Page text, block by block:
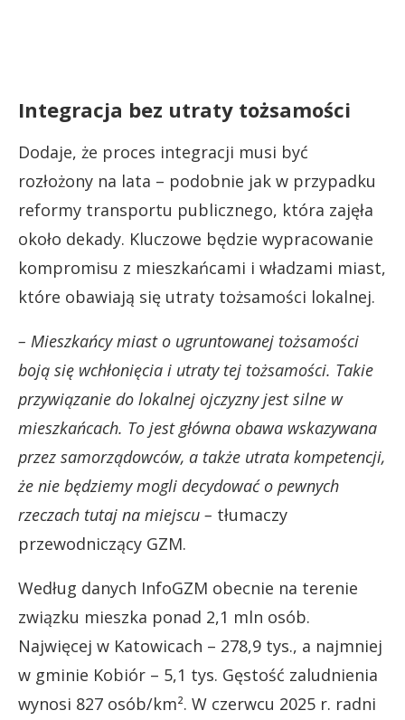
Integracja bez utraty tożsamości
Dodaje, że proces integracji musi być
rozłożony na lata – podobnie jak w przypadku
reformy transportu publicznego, która zajęła
około dekady. Kluczowe będzie wypracowanie
kompromisu z mieszkańcami i władzami miast,
które obawiają się utraty tożsamości lokalnej.
– Mieszkańcy miast o ugruntowanej tożsamości
boją się wchłonięcia i utraty tej tożsamości. Takie
przywiązanie do lokalnej ojczyzny jest silne w
mieszkańcach. To jest główna obawa wskazywana
przez samorządowców, a także utrata kompetencji,
że nie będziemy mogli decydować o pewnych
rzeczach tutaj na miejscu – tłumaczy
przewodniczący GZM.
Według danych InfoGZM obecnie na terenie
związku mieszka ponad 2,1 mln osób.
Najwięcej w Katowicach – 278,9 tys., a najmniej
w gminie Kobiór – 5,1 tys. Gęstość zaludnienia
wynosi 827 osób/km². W czerwcu 2025 r. radni